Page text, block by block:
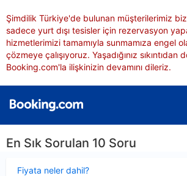
Şimdilik Türkiye'de bulunan müşterilerimiz
sadece yurt dışı tesisler için rezervasyon
hizmetlerimizi tamamıyla sunmamıza engel
çözmeye çalışıyoruz. Yaşadığınız sıkıntıdan
Booking.com'la ilişkinizin devamını dileriz.
En Sık Sorulan 10 Soru
Fiyata neler dahil?